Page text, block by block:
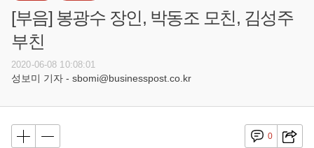
[부음] 봉광수 장인, 박동조 모친, 김성주
부친
2020-06-08 10:08:01
성보미 기자 - sbomi@businesspost.co.kr
0